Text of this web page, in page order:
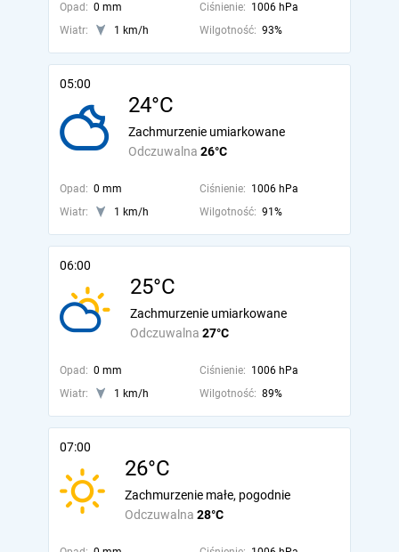
Opad: 0 mm Ciśnienie: 1006 hPa
Wiatr:
1 km/h Wilgotność: 93%
05:00
24°C
Odczuwalna 26°C
Zachmurzenie umiarkowane
Opad: 0 mm Ciśnienie: 1006 hPa
Wiatr:
1 km/h Wilgotność: 91%
06:00
25°C
Odczuwalna 27°C
Zachmurzenie umiarkowane
Opad: 0 mm Ciśnienie: 1006 hPa
Wiatr:
1 km/h Wilgotność: 89%
07:00
26°C
Odczuwalna 28°C
Zachmurzenie małe, pogodnie